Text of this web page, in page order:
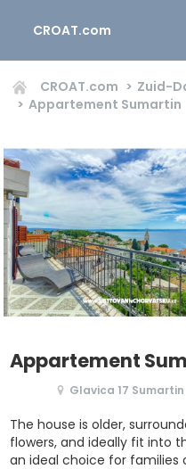
CROAT.com
CROAT.com Zuid-
Appartement Sumartin
Appartement
Glavica 17 Sumartin
The house is older,
flowers, and ideally fit into
an ideal choice for families